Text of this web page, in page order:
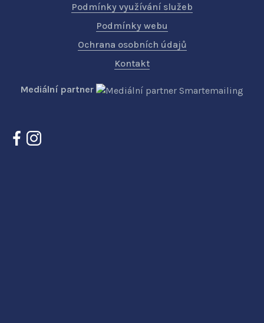
Podmínky využívání služeb
Podmínky webu
Ochrana osobních údajů
Kontakt
Mediální partner